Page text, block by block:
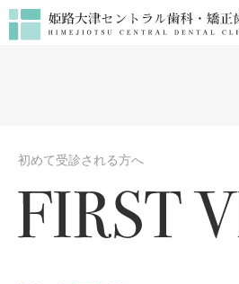
予防歯科
総合歯科医療のクリニックとは
院内設備紹介
初めて受診される方へ